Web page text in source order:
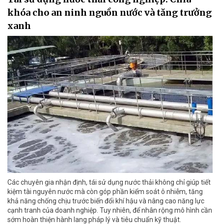
khóa cho an ninh nguồn nước và tăng trưởng
xanh
Các chuyên gia nhận định, tái sử dụng nước thải không chỉ giúp tiết
kiệm tài nguyên nước mà còn góp phần kiểm soát ô nhiễm, tăng
khả năng chống chịu trước biến đổi khí hậu và nâng cao năng lực
cạnh tranh của doanh nghiệp. Tuy nhiên, để nhân rộng mô hình cần
sớm hoàn thiện hành lang pháp lý và tiêu chuẩn kỹ thuật.